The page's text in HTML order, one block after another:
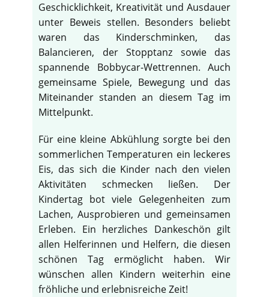
Geschicklichkeit, Kreativität und Ausdauer
unter Beweis stellen. Besonders beliebt
waren das Kinderschminken, das
Balancieren, der Stopptanz sowie das
spannende Bobbycar-Wettrennen. Auch
gemeinsame Spiele, Bewegung und das
Miteinander standen an diesem Tag im
Mittelpunkt.
Für eine kleine Abkühlung sorgte bei den
sommerlichen Temperaturen ein leckeres
Eis, das sich die Kinder nach den vielen
Aktivitäten schmecken ließen. Der
Kindertag bot viele Gelegenheiten zum
Lachen, Ausprobieren und gemeinsamen
Erleben. Ein herzliches Dankeschön gilt
allen Helferinnen und Helfern, die diesen
schönen Tag ermöglicht haben. Wir
wünschen allen Kindern weiterhin eine
fröhliche und erlebnisreiche Zeit!